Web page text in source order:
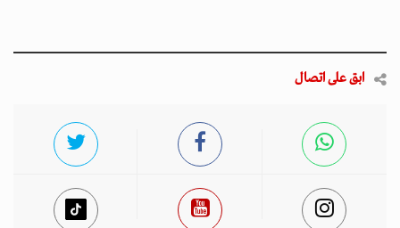
ابق على اتصال